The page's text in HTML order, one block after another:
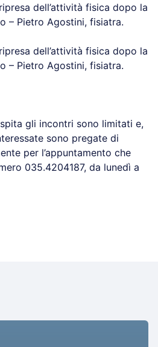
dell’attività fisica dopo la
– Pietro Agostini, fisiatra.
dell’attività fisica dopo la
– Pietro Agostini, fisiatra.
gli incontri sono limitati e,
sono pregate di
per l’appuntamento che
035.4204187, da lunedì a